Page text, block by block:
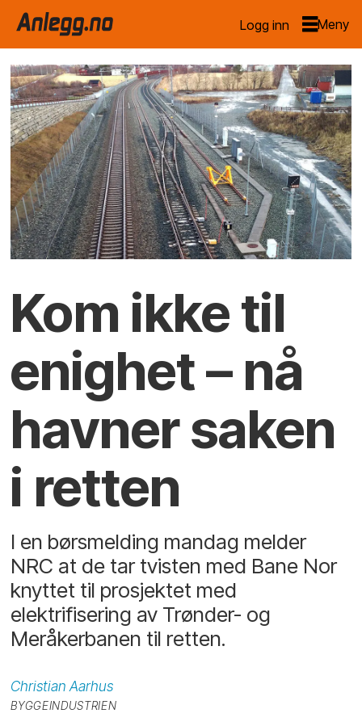
Logg inn
Kom ikke til
enighet – nå
havner saken
i retten
I en børsmelding mandag melder
NRC at de tar tvisten med Bane Nor
knyttet til prosjektet med
elektrifisering av Trønder- og
Meråkerbanen til retten.
Christian Aarhus
BYGGEINDUSTRIEN